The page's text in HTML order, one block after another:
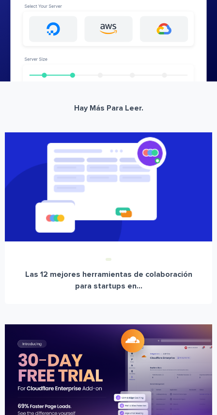
Hay Más Para Leer.
Las 12 mejores herramientas de colaboración
para startups en...